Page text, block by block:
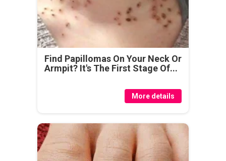
Find Papillomas On Your Neck Or
Armpit? It's The First Stage Of...
More details